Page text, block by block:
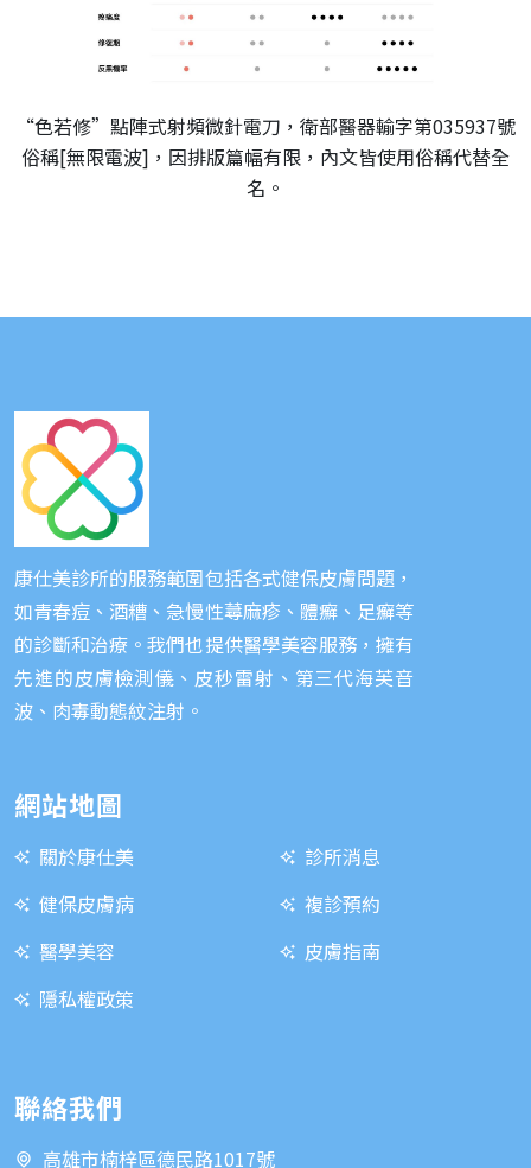
“色若修”點陣式射頻微針電刀，衛部醫器輸字第035937號
俗稱[無限電波]，因排版篇幅有限，內文皆使用俗稱代替全
名。
康仕美診所的服務範圍包括各式健保皮膚問題，
如青春痘、酒糟、急慢性蕁麻疹、體癬、足癬等
的診斷和治療。我們也提供醫學美容服務，擁有
先進的皮膚檢測儀、皮秒雷射、第三代海芙音
波、肉毒動態紋注射。
網站地圖
關於康仕美
診所消息
健保皮膚病
複診預約
醫學美容
皮膚指南
隱私權政策
聯絡我們
高雄市楠梓區德民路1017號